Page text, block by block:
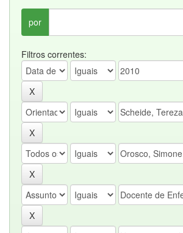
por
Filtros correntes: